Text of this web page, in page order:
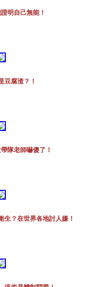
明自己無能！
豆腐渣？！
隊老師嚇傻了！
生？在世界各地討人嫌！